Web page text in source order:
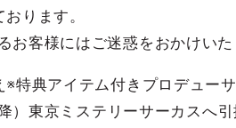
ります。
お客様にはご迷惑をおかけい
特典アイテム付きプロデュー
東京ミステリーサーカスへ引